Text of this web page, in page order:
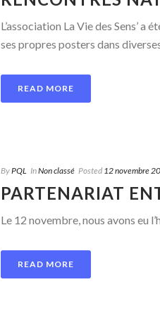
L’association La Vie des Sens’
ses propres posters dans
READ MORE
ByPQL InNon classé Posted 12 novembre
PARTENARIAT
Le 12 novembre, nous avons eu
READ MORE